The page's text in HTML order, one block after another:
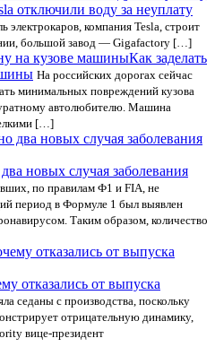
отключили воду за неуплату
электрокаров, компания Tesla, строит
большой завод — Gigafactory […]
Как заделать
На российских дорогах сейчас
минимальных повреждений кузова
автолюбителю. Машина
[…]
новых случая заболевания
по правилам Ф1 и FIA, не
период в Формуле 1 был выявлен
Таким образом, количество
отказались от выпуска
седаны с производства, поскольку
отрицательную динамику,
вице-президент